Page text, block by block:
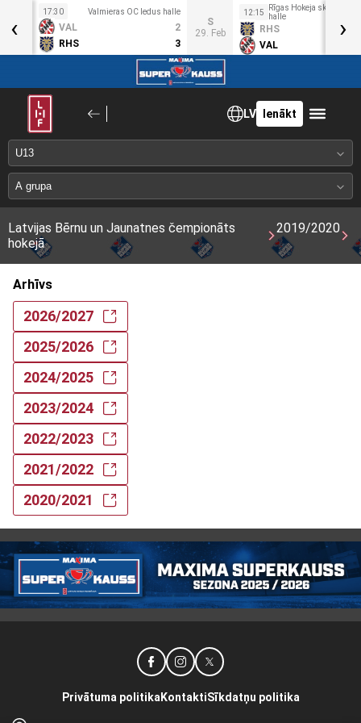
Feb
17:30 Valmieras OC ledus halle
VAL
2
RHS
3
S
29. Feb
12:15
Rīgas Hokeja skolas
halle
RHS
VAL
‹ ›
LV Ienākt
Latvijas Bērnu un Jaunatnes čempionāts
hokejā
2019/2020
Arhīvs
2026/2027
2025/2026
2024/2025
2023/2024
2022/2023
2021/2022
2020/2021
Privātuma politika KontaktiSīkdatņu politika